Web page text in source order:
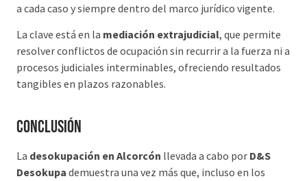
a cada caso y siempre dentro del marco jurídico vigente.
La clave está en la mediación extrajudicial, que permite
resolver conflictos de ocupación sin recurrir a la fuerza ni a
procesos judiciales interminables, ofreciendo resultados
tangibles en plazos razonables.
Conclusión
La desokupación en Alcorcón llevada a cabo por D&S
Desokupa demuestra una vez más que, incluso en los